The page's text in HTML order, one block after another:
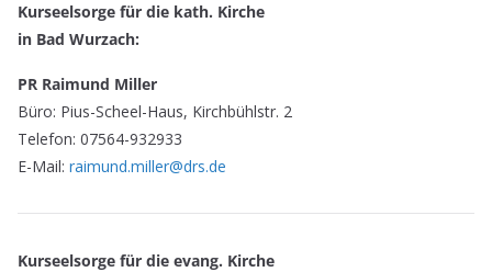
Kurseelsorge für die kath. Kirche
in Bad Wurzach:
PR Raimund Miller
Büro: Pius-Scheel-Haus, Kirchbühlstr. 2
Telefon: 07564-932933
E-Mail: raimund.miller@drs.de
Kurseelsorge für die evang. Kirche